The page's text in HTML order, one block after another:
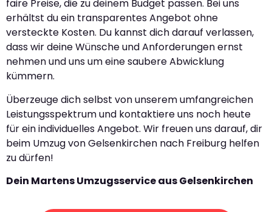
faire Preise, die zu deinem Budget passen. Bei uns
erhältst du ein transparentes Angebot ohne
versteckte Kosten. Du kannst dich darauf verlassen,
dass wir deine Wünsche und Anforderungen ernst
nehmen und uns um eine saubere Abwicklung
kümmern.
Überzeuge dich selbst von unserem umfangreichen
Leistungsspektrum und kontaktiere uns noch heute
für ein individuelles Angebot. Wir freuen uns darauf, dir
beim Umzug von Gelsenkirchen nach Freiburg helfen
zu dürfen!
Dein Martens Umzugsservice aus Gelsenkirchen